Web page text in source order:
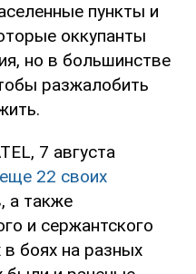
пункты и
оккупанты
но в большинстве
разжалобить
7 августа
22 своих
а также
и сержантского
боях на разных